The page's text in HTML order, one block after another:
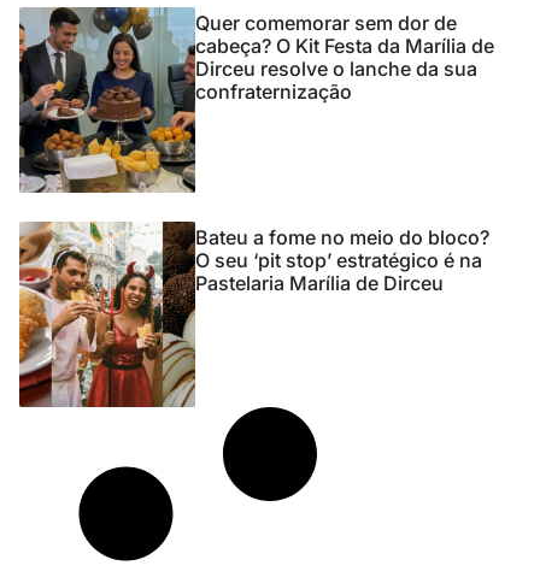
Quer comemorar sem dor de
cabeça? O Kit Festa da Marília de
Dirceu resolve o lanche da sua
confraternização
Bateu a fome no meio do bloco?
O seu ‘pit stop’ estratégico é na
Pastelaria Marília de Dirceu